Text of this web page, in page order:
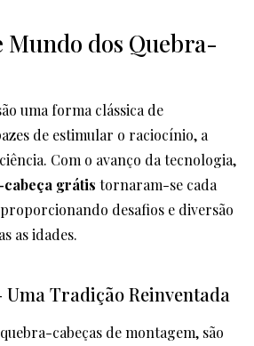
Mundo dos Quebra-
uma forma clássica de
de estimular o raciocínio, a
Com o avanço da tecnologia,
grátis tornaram-se cada
desafios e diversão
as idades.
Uma Tradição Reinventada
cabeças de montagem, são